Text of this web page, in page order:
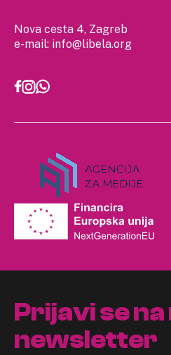
Nova cesta 4, Zagreb
e-mail: info@libela.org
Prijavi se
newsletter